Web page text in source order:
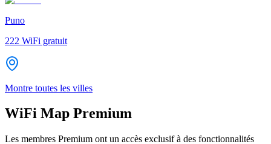
Puno
222 WiFi gratuit
Montre toutes les villes
WiFi Map Premium
Les membres Premium ont un accès exclusif à des fonctionnalités